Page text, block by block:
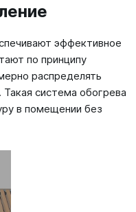
эффективное
по принципу
распределять
система обогрева
в помещении без